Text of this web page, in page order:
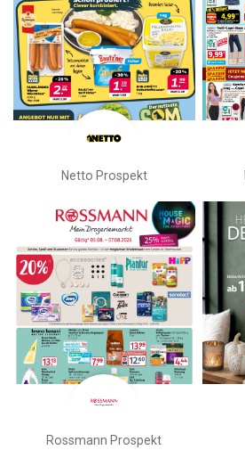
Netto Prospekt
Rossmann Prospekt